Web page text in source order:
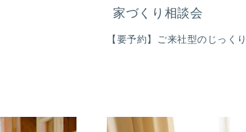
家づくり相談会
【要予約】ご来社型のじっく